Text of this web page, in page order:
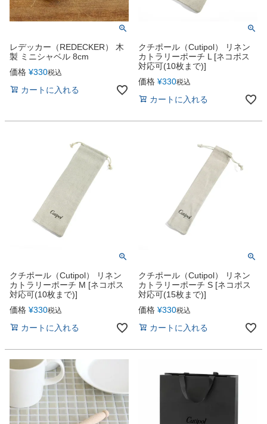
レデッカー（REDECKER） 木
製 ミニシャベル 8cm
価格 ¥330税込
カートに入れる
クチポール（Cutipol） リネン
カトラリーポーチ L [ネコポス
対応可(10枚まで)]
価格 ¥330税込
カートに入れる
クチポール（Cutipol） リネン
カトラリーポーチ M [ネコポス
対応可(10枚まで)]
価格 ¥330税込
カートに入れる
クチポール（Cutipol） リネン
カトラリーポーチ S [ネコポス
対応可(15枚まで)]
価格 ¥330税込
カートに入れる